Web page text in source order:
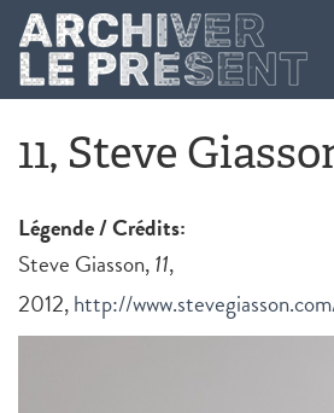
Aller au contenu principal
11, Steve
Légende / Crédits:
Steve Giasson,11,
2012,http://